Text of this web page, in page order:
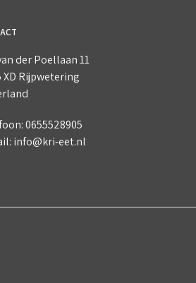
der Poellaan 11
XD Rijpwetering
0655528905
info@kri-eet.nl